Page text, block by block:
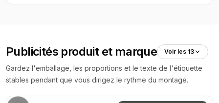
Publicités produit et marque Voir les 13
Gardez l'emballage, les proportions et le texte de l'étiquette
stables pendant que vous dirigez le rythme du montage.